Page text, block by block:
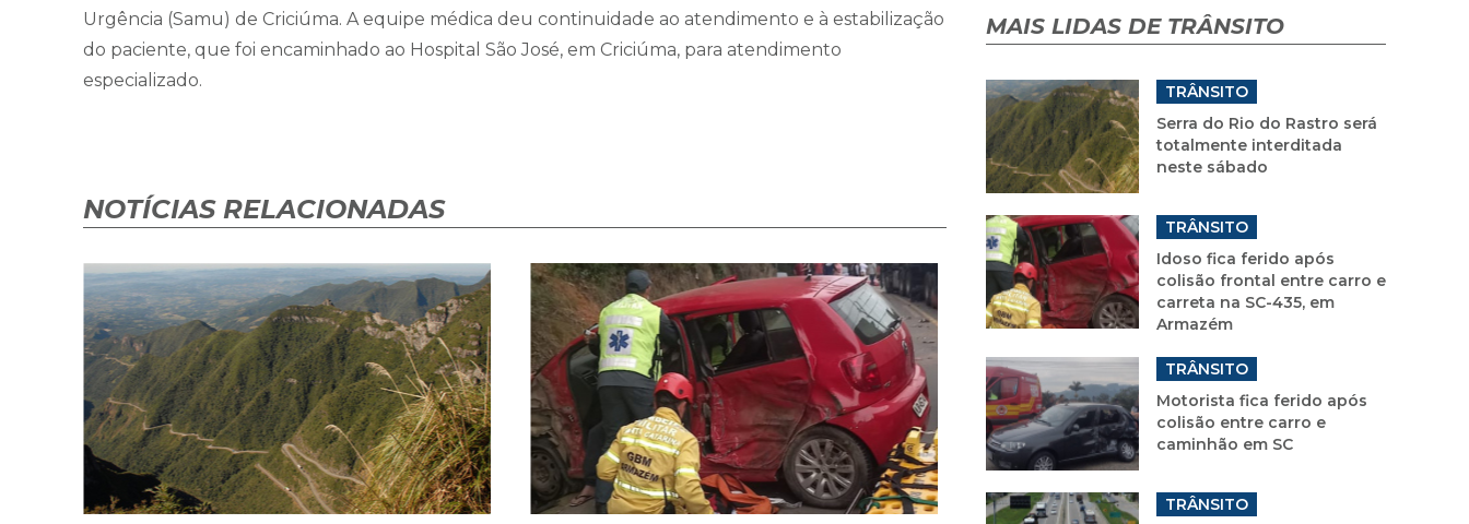
Urgência (Samu) de Criciúma. A equipe médica deu continuidade ao atendimento e à estabilização
do paciente, que foi encaminhado ao Hospital São José, em Criciúma, para atendimento
especializado.
NOTÍCIAS RELACIONADAS
MAIS LIDAS DE TRÂNSITO
TRÂNSITO
Serra do Rio do Rastro será
totalmente interditada
neste sábado
TRÂNSITO
Idoso fica ferido após
colisão frontal entre carro e
carreta na SC-435, em
Armazém
TRÂNSITO
Motorista fica ferido após
colisão entre carro e
caminhão em SC
TRÂNSITO